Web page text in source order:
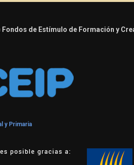
Fondos de Estímulo de Formación y
y Primaria